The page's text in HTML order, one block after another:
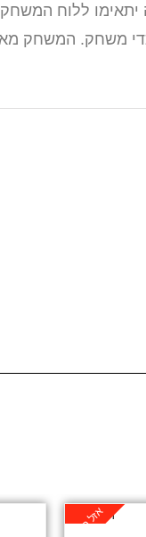
יתאימו ללוח
המשנים את צורתם תוך כדי
אזל במלאי